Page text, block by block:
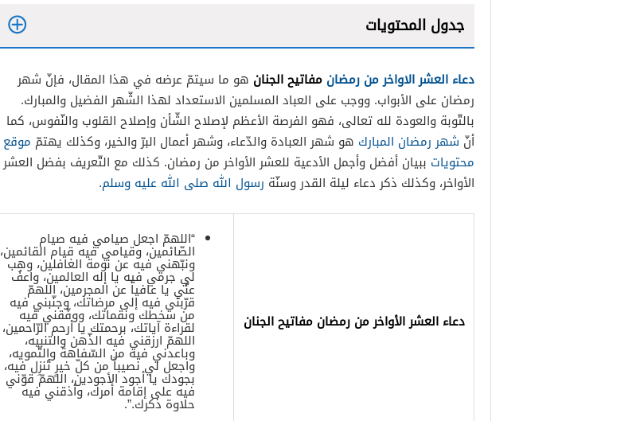
جدول المحتويات
دعاء العشر الاواخر من رمضان مفاتيح الجنان هو ما سيتمّ عرضه في هذا المقال، فإنّ شهر
رمضان على الأبواب. ووجب على العباد المسلمين الاستعداد لهذا الشّهر الفضيل والمبارك.
بالتّوبة والعودة لله تعالى، فهو الفرصة الأعظم لإصلاح الشّأن وإصلاح القلوب والنّفوس، كما
أنّ شهر رمضان المبارك هو شهر العبادة والدّعاء، وشهر أعمال البرّ والخير، وكذلك يهتمّ موقع
محتويات ببيان أفضل وأجمل الأدعية للعشر الأواخر من رمضان. كذلك مع التّعريف بفضل العشر
الأواخر، وكذلك ذكر دعاء ليلة القدر وسنّة رسول الله صلى الله عليه وسلم.
دعاء العشر الأواخر من رمضان مفاتيح الجنان
“اللهمّ اجعل صيامي فيه صيام
الصّائمين، وقيامي فيه قيام القائمين،
ونبّهني فيه عن نومة الغافلين، وهب
لي جرمي فيه يا إله العالمين، واعفُ
عنّي يا عافياً عن المجرمين، اللهمّ
قرّبني فيه إلى مرضاتك، وجنّبني فيه
من سخطك ونقماتك، ووفّقني فيه
لقراءة آياتك، برحمتك يا أرحم الرّاحمين،
اللهمّ ارزقني فيه الذّهن والتنبيه،
وباعدني فيه من السّفاهة والتّمويه،
واجعل لي نصيباً من كلّ خيرٍ تُنزِل فيه،
بجودك يا أجود الأجودين، اللهمّ قوّني
فيه على إقامة أمرك، وأذقني فيه
حلاوة ذكرك.”.